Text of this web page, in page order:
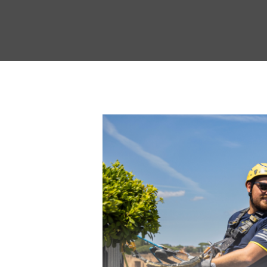
Premi invio per cercare oppure ESC per